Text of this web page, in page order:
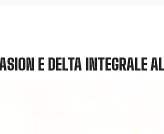
E DELTA INTEGRALE